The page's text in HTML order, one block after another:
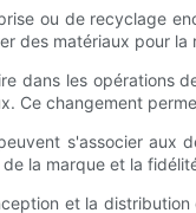
ou de recyclage
des matériaux pour la
dans les
Ce changement
s'associer
la marque et la
et la